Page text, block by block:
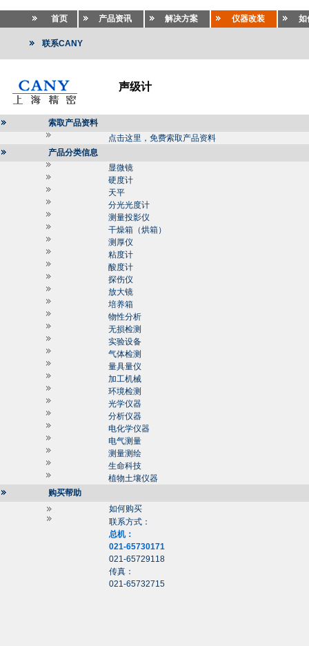
首页 产品资讯 解决方案 仪器改装 如
联系CANY
声级计
索取产品资料
点击这里，免费索取产品资料
产品分类信息
显微镜
硬度计
天平
分光光度计
测量投影仪
干燥箱（烘箱）
测厚仪
粘度计
酸度计
探伤仪
放大镜
培养箱
物性分析
无损检测
实验设备
气体检测
量具量仪
加工机械
环境检测
光学仪器
分析仪器
电化学仪器
电气测量
测量测绘
生命科技
植物土壤仪器
购买帮助
如何购买
联系方式：
总机：
021-65730171
021-65729118
传真：
021-65732715